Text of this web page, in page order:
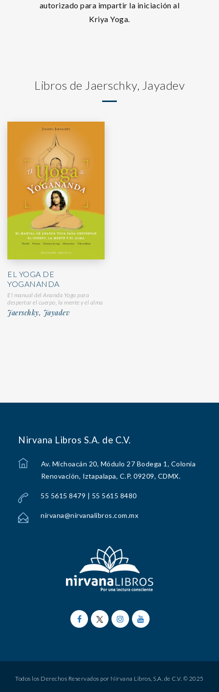
autorizado para impartir la iniciación al
Kriya Yoga.
Libros de Jaerschky, Jayadev
EL YOGA DE
YOGANANDA
El manual del Ananda Yoga para
despertar el cuerpo, la mente y el alma
Jaerschky, Jayadev
Nirvana Libros S.A. de C.V.
Av. Michoacán 20, Módulo 27 Bodega 1, Colonia
Renovación, Iztapalapa, C.P. 09209, CDMX.
55 5615 8479 | 55 5615 8480
nirvana@nirvanalibros.com.mx
Todos los Derechos Reservados por Nirvana Libros, S.A. de C.V. © 2025